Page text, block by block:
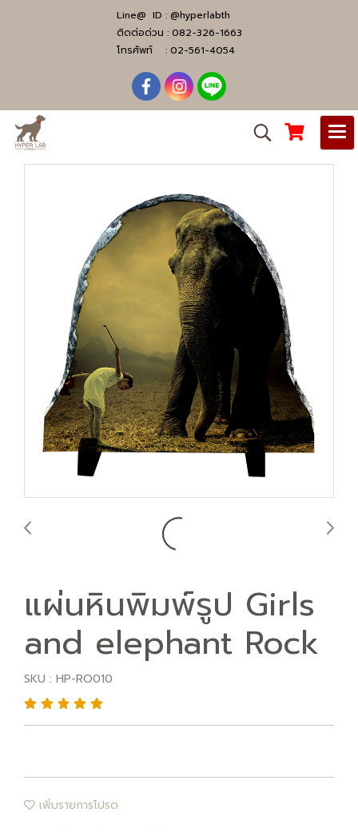
Line@ ID : @hyperlabth
ติดต่อด่วน : 082-326-1663
โทรศัพท์ : 02-561-4054
แผ่นหินพิมพ์รูป Girls
and elephant Rock
SKU : HP-RO010
เพิ่มรายการโปรด